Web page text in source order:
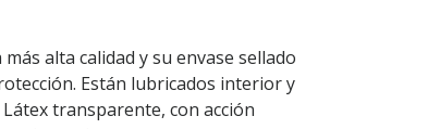
alta calidad y su envase sellado
Están lubricados interior y
transparente, con acción